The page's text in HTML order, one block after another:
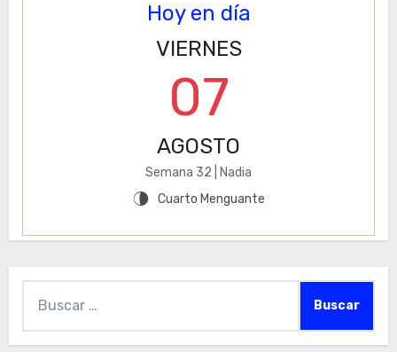
Hoy en día
VIERNES
07
AGOSTO
Semana 32 | Nadia
U Cuarto Menguante